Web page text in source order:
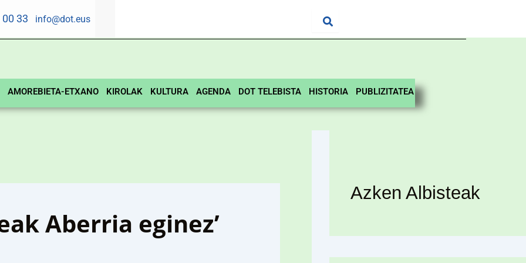
00 33 info@dot.eus
AMOREBIETA-ETXANO KIROLAK KULTURA AGENDA DOT TELEBISTA HISTORIA PUBLIZITATEA
Aberria eginez’
Azken Albisteak